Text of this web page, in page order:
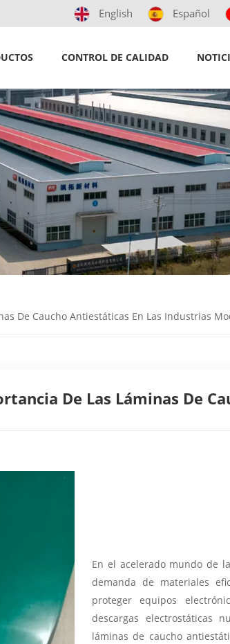
English Español
CONTROL DE CALIDAD
De Caucho Antiestáticas En Las Industrias
De Las Láminas De
En el acelerado mundo de
demanda de materiales
proteger equipos
descargas electrostáticas
láminas de caucho